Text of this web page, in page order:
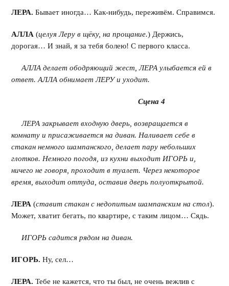
ЛЕРА. Бывает иногда… Как-нибудь, переживём. Справимся.
АЛЛА (целуя Леру в щёку, на прощание.) Держись,
дорогая… И знай, я за тебя болею! С первого класса.
АЛЛА делает ободряющий жест, ЛЕРА улыбается ей в
ответ. АЛЛА обнимает ЛЕРУ и уходит.
Сцена 4
ЛЕРА закрывает входную дверь, возвращается в
комнату и присаживается на диван. Наливает себе в
стакан немного шампанского, делает пару небольших
глотков. Немного погодя, из кухни выходит ИГОРЬ и,
ничего не говоря, проходит в туалет. Через некоторое
время, выходит оттуда, оставив дверь полуоткрытой.
ЛЕРА (ставит стакан с недопитым шампанским на стол).
Может, хватит бегать, по квартире, с таким лицом… Сядь.
ИГОРЬ садится рядом на диван.
ИГОРЬ. Ну, сел…
ЛЕРА. Тебе не кажется, что ты был, не очень вежлив с